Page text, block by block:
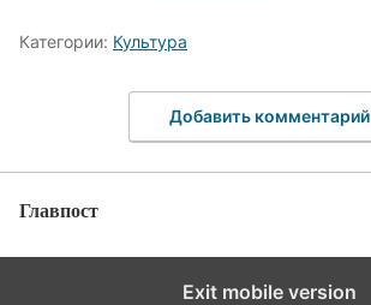
Категории: Культура
Добавить комментарий
Главпост
Exit mobile version